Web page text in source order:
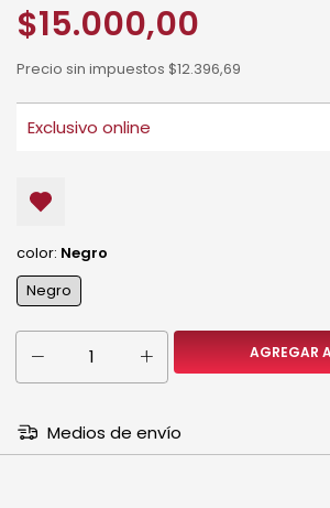
$15.000,00
Precio sin impuestos $12.396,69
color: Negro
Negro
Medios de envío